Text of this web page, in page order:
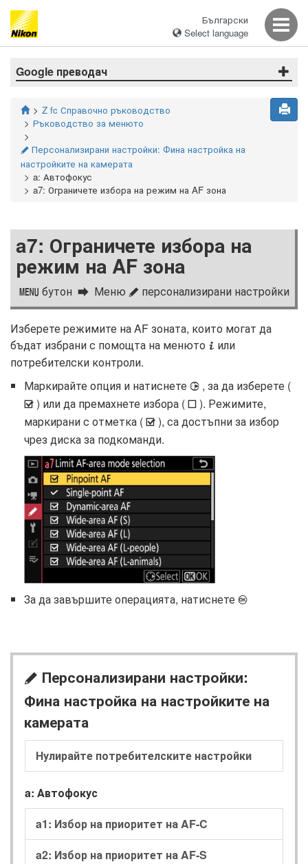
Български
Select language
Google преводач
Z fc Справочно ръководство
Ръководство за менюто
A Персонализирани настройки: Фина настройка на
настройките на камерата
a: Автофокус
a7: Ограничете избора на режим на AF зона
a7: Ограничете избора на
режим на AF зона
G бутон Меню A персонализирани настройки
Изберете режимите на AF зоната, които могат да
бъдат избрани с помощта на менюто i или
потребителски контроли.
Маркирайте опция и натиснете 2 , за да изберете (
M ) или да премахнете избора ( U ). Режимите,
маркирани с отметка ( M ), са достъпни за избор
чрез диска за подкоманди.
За да завършите операцията, натиснете J
A Персонализирани настройки:
Фина настройка на настройките на
камерата
Нулирайте потребителските настройки
a: Автофокус
a1: Избор на приоритет на AF-C
a2: Избор на приоритет на AF-S